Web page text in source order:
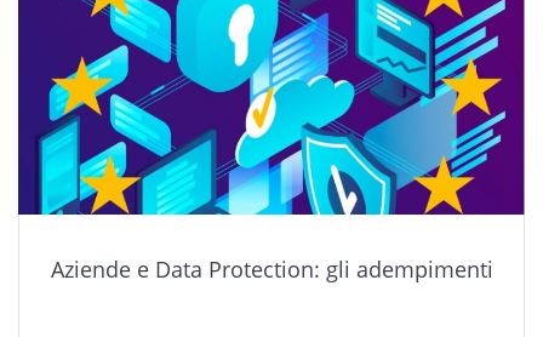
Aziende e Data Protection: gli adempimenti